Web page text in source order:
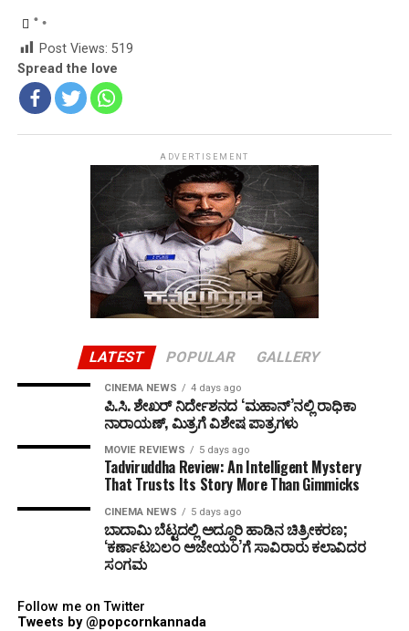
Post Views: 519
Spread the love
ADVERTISEMENT
LATEST POPULAR GALLERY
CINEMA NEWS 4 days ago
ಪಿ.ಸಿ. ಶೇಖರ್ ನಿರ್ದೇಶನದ ‘ಮಹಾನ್’ನಲ್ಲಿ ರಾಧಿಕಾ
ನಾರಾಯಣ್, ಮಿತ್ರಗೆ ವಿಶೇಷ ಪಾತ್ರಗಳು
MOVIE REVIEWS 5 days ago
Tadviruddha Review: An Intelligent Mystery
That Trusts Its Story More Than Gimmicks
CINEMA NEWS 5 days ago
ಬಾದಾಮಿ ಬೆಟ್ಟದಲ್ಲಿ ಅದ್ಧೂರಿ ಹಾಡಿನ ಚಿತ್ರೀಕರಣ;
‘ಕರ್ಣಾಟಬಲಂ ಅಜೇಯಂ’ಗೆ ಸಾವಿರಾರು ಕಲಾವಿದರ
ಸಂಗಮ
Follow me on Twitter
Tweets by @popcornkannada